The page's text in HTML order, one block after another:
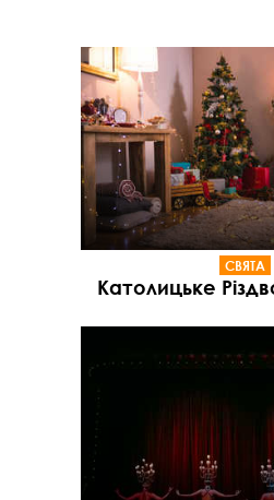
СВЯТА
Католицьке